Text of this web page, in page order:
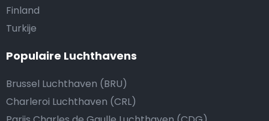
Finland
Turkije
Populaire Luchthavens
Brussel Luchthaven (BRU)
Charleroi Luchthaven (CRL)